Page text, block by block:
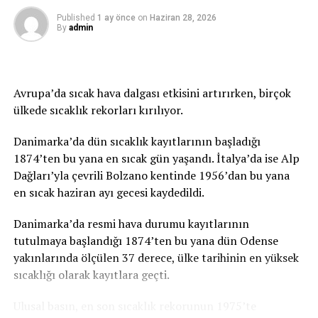
İLGİLİ KONU:
UP NEXT
KAÇIRMAYIN
İstanbul görüşmelerinde varılan anlaşma gereği Ukrayna
ve Rusya esir asker takası yaptı
Published 1 ay önce on Haziran 28, 2026
By admin
Avrupa’da sıcak hava dalgası etkisini artırırken, birçok
ülkede sıcaklık rekorları kırılıyor.
Danimarka’da dün sıcaklık kayıtlarının başladığı
1874’ten bu yana en sıcak gün yaşandı. İtalya’da ise Alp
Dağları’yla çevrili Bolzano kentinde 1956’dan bu yana
en sıcak haziran ayı gecesi kaydedildi.
Danimarka’da resmi hava durumu kayıtlarının
tutulmaya başlandığı 1874’ten bu yana dün Odense
yakınlarında ölçülen 37 derece, ülke tarihinin en yüksek
sıcaklığı olarak kayıtlara geçti.